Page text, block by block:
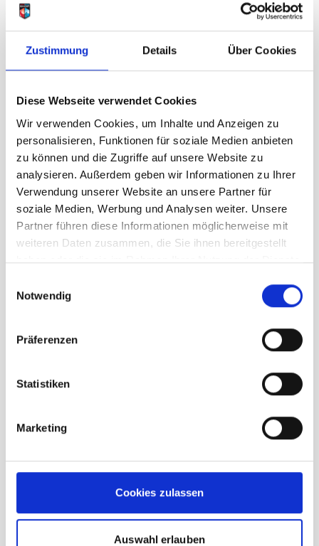
Zustimmung Details Über Cookies
Diese Webseite verwendet Cookies
Wir verwenden Cookies, um Inhalte und Anzeigen zu
personalisieren, Funktionen für soziale Medien anbieten
zu können und die Zugriffe auf unsere Website zu
analysieren. Außerdem geben wir Informationen zu Ihrer
Verwendung unserer Website an unsere Partner für
soziale Medien, Werbung und Analysen weiter. Unsere
Partner führen diese Informationen möglicherweise mit
weiteren Daten zusammen, die Sie ihnen bereitgestellt
haben oder die sie im Rahmen Ihrer Nutzung der Dienste
Notwendig
Präferenzen
Statistiken
Marketing
Cookies zulassen
Auswahl erlauben
Menge
Clicken, um das Karussell zu überspringen
Wir haben andere Produkte
gefunden, die Ihnen gefallen
könnten!
Mammut Runbold IV Zip Off Pants
Damen strata